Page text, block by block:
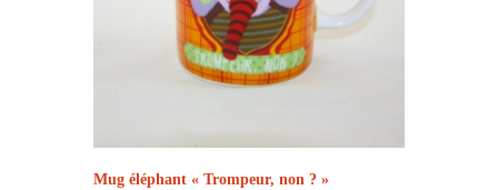
Mug éléphant « Trompeur, non ? »